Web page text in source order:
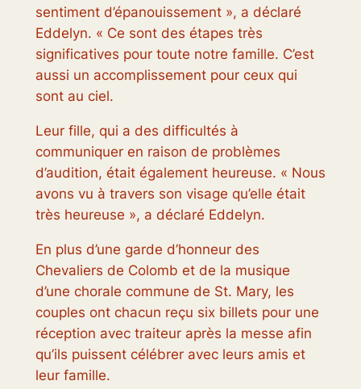
sentiment d’épanouissement », a déclaré
Eddelyn. « Ce sont des étapes très
significatives pour toute notre famille. C’est
aussi un accomplissement pour ceux qui
sont au ciel.
Leur fille, qui a des difficultés à
communiquer en raison de problèmes
d’audition, était également heureuse. « Nous
avons vu à travers son visage qu’elle était
très heureuse », a déclaré Eddelyn.
En plus d’une garde d’honneur des
Chevaliers de Colomb et de la musique
d’une chorale commune de St. Mary, les
couples ont chacun reçu six billets pour une
réception avec traiteur après la messe afin
qu’ils puissent célébrer avec leurs amis et
leur famille.